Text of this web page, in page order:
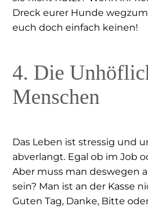
Dreck eurer Hunde
euch doch einfach keinen!
4. Die
Menschen
Das Leben ist stressig und
abverlangt. Egal ob im Job
Aber muss man deswegen
sein? Man ist an der Kasse
Guten Tag, Danke, Bitte